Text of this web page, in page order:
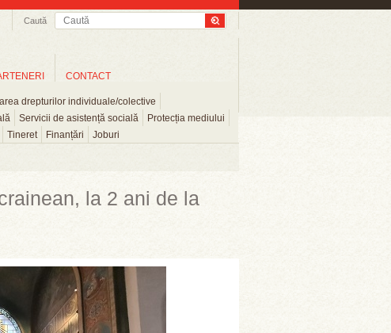
Caută
drepturilor individuale/colective
Servicii de asistență socială
Protecția mediului
Tineret Finanțări Joburi
CONTACT
la 2 ani de la